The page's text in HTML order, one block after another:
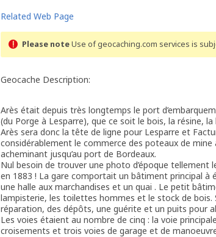
Related Web Page
Please noteUse of geocaching.com services is
Geocache Description:
Arès était depuis très longtemps le port
(du Porge à Lesparre), que ce soit le bois, la résine, la
Arès sera donc la tête de ligne pour Lesparre et
considérablement le commerce des poteaux de mine
acheminant jusqu’au port de Bordeaux.
Nul besoin de trouver une photo d’époque
en 1883 ! La gare comportait un bâtiment principal à
une halle aux marchandises et un quai . Le petit
lampisterie, les toilettes hommes et le stock de
réparation, des dépôts, une guérite et un puits pour
Les voies étaient au nombre de cinq : la voie
croisements et trois voies de garage et de